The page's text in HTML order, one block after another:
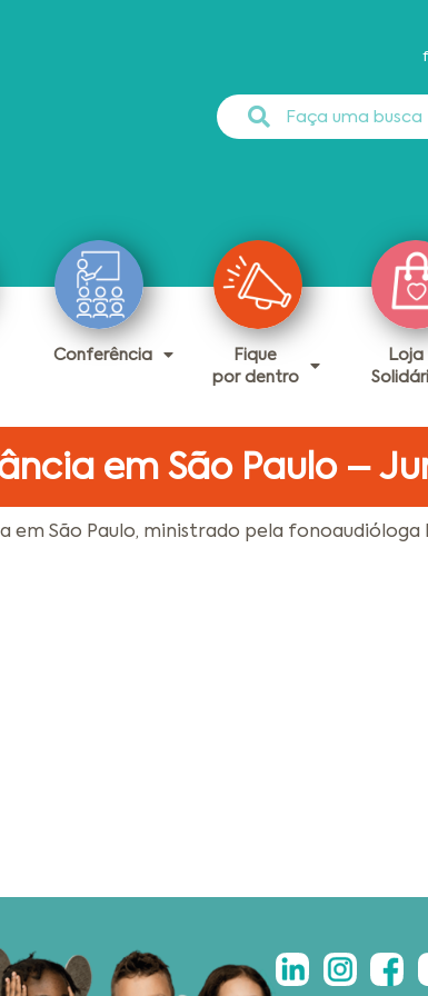
Conferência
Fique
por dentro
Loja
em São Paulo –
em São Paulo, ministrado pela fonoaudióloga